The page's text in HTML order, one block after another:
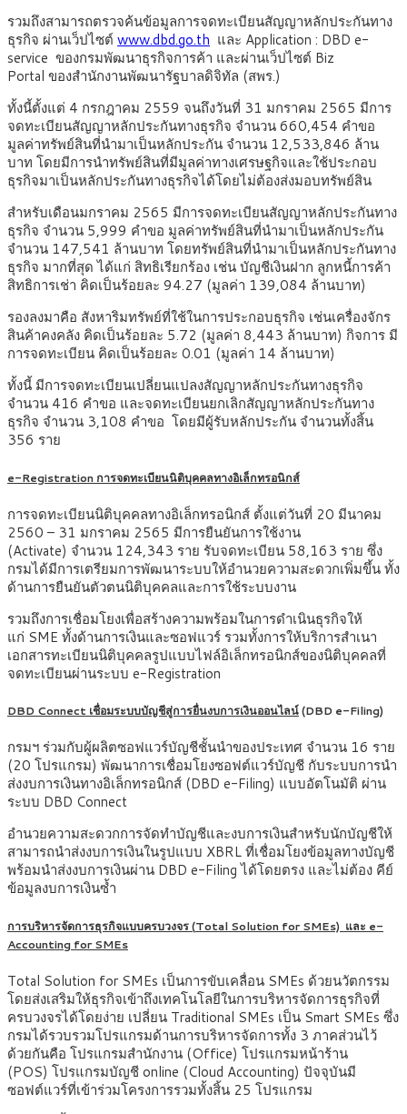
รวมถึงสามารถตรวจค้นข้อมูลการจดทะเบียนสัญญาหลักประกันทาง
ธุรกิจ ผ่านเว็ปไซต์www.dbd.go.th และ Application : DBD e-
service ของกรมพัฒนาธุรกิจการค้า และผ่านเว็ปไซต์ Biz
Portal ของสำนักงานพัฒนารัฐบาลดิจิทัล (สพร.)
ทั้งนี้ตั้งแต่ 4 กรกฎาคม 2559 จนถึงวันที่ 31 มกราคม 2565 มีการ
จดทะเบียนสัญญาหลักประกันทางธุรกิจ จำนวน 660,454 คำขอ
มูลค่าทรัพย์สินที่นำมาเป็นหลักประกัน จำนวน 12,533,846 ล้าน
บาท โดยมีการนำทรัพย์สินที่มีมูลค่าทางเศรษฐกิจและใช้ประกอบ
ธุรกิจมาเป็นหลักประกันทางธุรกิจได้โดยไม่ต้องส่งมอบทรัพย์สิน
สำหรับเดือนมกราคม 2565 มีการจดทะเบียนสัญญาหลักประกันทาง
ธุรกิจ จำนวน 5,999 คำขอ มูลค่าทรัพย์สินที่นำมาเป็นหลักประกัน
จำนวน 147,541 ล้านบาท โดยทรัพย์สินที่นำมาเป็นหลักประกันทาง
ธุรกิจ มากที่สุด ได้แก่ สิทธิเรียกร้อง เช่น บัญชีเงินฝาก ลูกหนี้การค้า
สิทธิการเช่า คิดเป็นร้อยละ 94.27 (มูลค่า 139,084 ล้านบาท)
รองลงมาคือ สังหาริมทรัพย์ที่ใช้ในการประกอบธุรกิจ เช่นเครื่องจักร
สินค้าคงคลัง คิดเป็นร้อยละ 5.72 (มูลค่า 8,443 ล้านบาท) กิจการ มี
การจดทะเบียน คิดเป็นร้อยละ 0.01 (มูลค่า 14 ล้านบาท)
ทั้งนี้ มีการจดทะเบียนเปลี่ยนแปลงสัญญาหลักประกันทางธุรกิจ
จำนวน 416 คำขอ และจดทะเบียนยกเลิกสัญญาหลักประกันทาง
ธุรกิจ จำนวน 3,108 คำขอ โดยมีผู้รับหลักประกัน จำนวนทั้งสิ้น
356 ราย
e-Registration การจดทะเบียนนิติบุคคลทางอิเล็กทรอนิกส์
การจดทะเบียนนิติบุคคลทางอิเล็กทรอนิกส์ ตั้งแต่วันที่ 20 มีนาคม
2560 – 31 มกราคม 2565 มีการยืนยันการใช้งาน
(Activate) จำนวน 124,343 ราย รับจดทะเบียน 58,163 ราย ซึ่ง
กรมได้มีการเตรียมการพัฒนาระบบให้อำนวยความสะดวกเพิ่มขึ้น ทั้ง
ด้านการยืนยันตัวตนนิติบุคคลและการใช้ระบบงาน
รวมถึงการเชื่อมโยงเพื่อสร้างความพร้อมในการดำเนินธุรกิจให้
แก่ SME ทั้งด้านการเงินและซอฟแวร์ รวมทั้งการให้บริการสำเนา
เอกสารทะเบียนนิติบุคคลรูปแบบไฟล์อิเล็กทรอนิกส์ของนิติบุคคลที่
จดทะเบียนผ่านระบบ e-Registration
DBD Connect เชื่อมระบบบัญชีสู่การยื่นงบการเงินออนไลน์(DBD e-Filing)
กรมฯ ร่วมกับผู้ผลิตซอฟแวร์บัญชีชั้นนำของประเทศ จำนวน 16 ราย
(20 โปรแกรม) พัฒนาการเชื่อมโยงซอฟต์แวร์บัญชี กับระบบการนำ
ส่งงบการเงินทางอิเล็กทรอนิกส์ (DBD e-Filing) แบบอัตโนมัติ ผ่าน
ระบบ DBD Connect
อำนวยความสะดวกการจัดทำบัญชีและงบการเงินสำหรับนักบัญชีให้
สามารถนำส่งงบการเงินในรูปแบบ XBRL ที่เชื่อมโยงข้อมูลทางบัญชี
พร้อมนำส่งงบการเงินผ่าน DBD e-Filing ได้โดยตรง และไม่ต้อง คีย์
ข้อมูลงบการเงินซ้ำ
การบริหารจัดการธุรกิจแบบครบวงจร (Total Solution for SMEs) และ e-
Accounting for SMEs
Total Solution for SMEs เป็นการขับเคลื่อน SMEs ด้วยนวัตกรรม
โดยส่งเสริมให้ธุรกิจเข้าถึงเทคโนโลยีในการบริหารจัดการธุรกิจที่
ครบวงจรได้โดยง่าย เปลี่ยน Traditional SMEs เป็น Smart SMEs ซึ่ง
กรมได้รวบรวมโปรแกรมด้านการบริหารจัดการทั้ง 3 ภาคส่วนไว้
ด้วยกันคือ โปรแกรมสำนักงาน (Office) โปรแกรมหน้าร้าน
(POS) โปรแกรมบัญชี online (Cloud Accounting) ปัจจุบันมี
ซอฟต์แวร์ที่เข้าร่วมโครงการรวมทั้งสิ้น 25 โปรแกรม